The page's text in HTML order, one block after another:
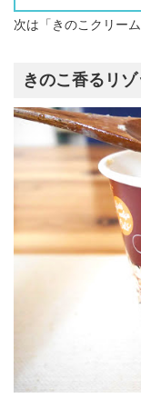
次は「きのこクリー
きのこ香るリゾ